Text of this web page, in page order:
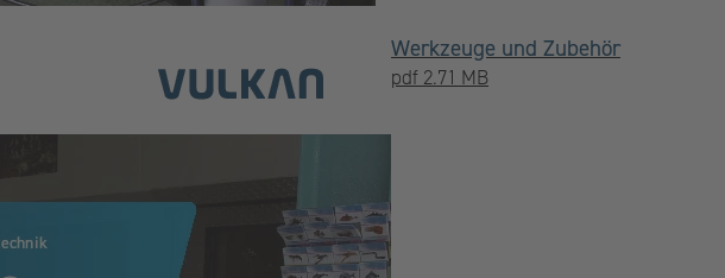
Werkzeuge und Zubehör
pdf 2.71 MB